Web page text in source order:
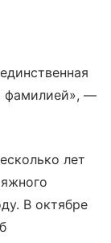
фамилией», —
лет
В октябре